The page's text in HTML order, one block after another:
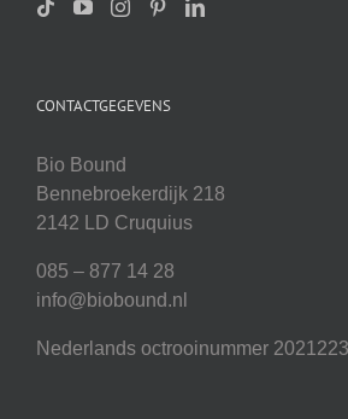
CONTACTGEGEVENS
Bio Bound
Bennebroekerdijk 218
2142 LD Cruquius
085 – 877 14 28
info@biobound.nl
Nederlands octrooinummer 2021223